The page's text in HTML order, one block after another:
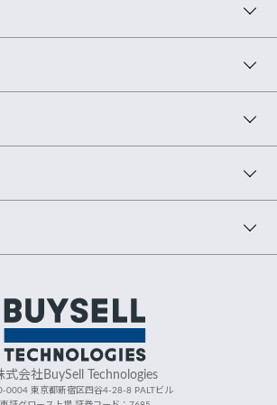
式会社BuySell Technologies
0004 東京都新宿区四谷4-28-8 PALTビル